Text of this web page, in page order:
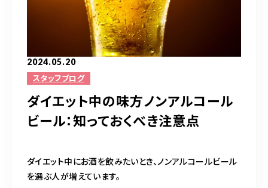
2024.05.20
スタッフブログ
ダイエット中の味方ノンアルコール
ビール：知っておくべき注意点
ダイエット中にお酒を飲みたいとき、ノンアルコールビール
を選ぶ人が増えています。
お問い合わせはこちら